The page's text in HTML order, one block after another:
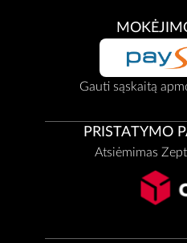
Gauti sąskaitą
PRISTATYMO
Atsiėmimas